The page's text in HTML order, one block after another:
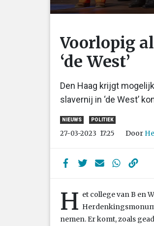
Voorlopig
‘de West’
Den Haag krijgt
slavernij in ‘de West’
NIEUWS POLITIEK
27-03-2023 17:25 Door
H et college van B en
nemen. Er komt, zoals